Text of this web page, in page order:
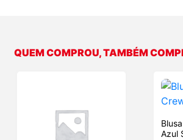
QUEM COMPROU, TAMBÉM
Azul